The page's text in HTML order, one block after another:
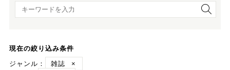
キーワード検索
現在の絞り込み条件
ジャンル：
雑誌
×